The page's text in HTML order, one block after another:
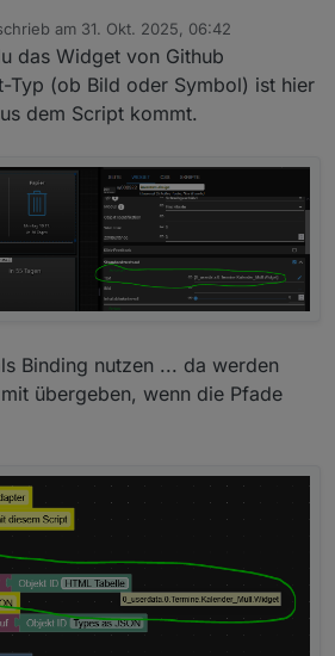
als Bild einbinde ist der Pfad
Icons/trash_brown.png
im Script als Pfad eintragen?
ist "Voelker".
getestet, aber das Icon wird
in eurem Widget Inhaltstyp Bild
am 31. Okt. 2025, 06:42
editiert von
das Widget von Github
Typ (ob Bild oder Symbol) ist hier
dem Script kommt.
Binding nutzen ... da werden
übergeben, wenn die Pfade